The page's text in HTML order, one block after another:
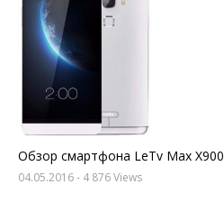
Обзор смартфона LeTv Max X900
04.05.2016- 4 876 Views